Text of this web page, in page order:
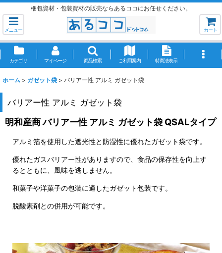
梱包資材・包装資材の販売ならあるココにお任せください。
メニュー カート
カテゴリ マイページ 商品検索 ご利用案内 特商法表示
ホーム > ガゼット袋 > バリアー性 アルミ ガゼット袋
バリアー性 アルミ ガゼット袋
明和産商 バリアー性 アルミ ガゼット袋 QSALタイプ
アルミ箔を使用した遮光性と防湿性に優れたガゼット袋です。
優れたガスバリアー性がありますので、食品の保存性を向上す
るとともに、風味を逃しません。
和菓子や洋菓子の包装に適したガゼット包装です。
脱酸素剤との併用が可能です。